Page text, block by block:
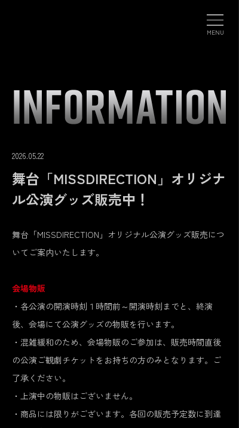
MENU
2026.05.22
舞台「MISSDIRECTION」オリジナ
ル公演グッズ販売中！
舞台「MISSDIRECTION」オリジナル公演グッズ販売につ
いてご案内いたします。
会場物販
・各公演の開演時刻１時間前～開演時刻までと、終演
後、会場にて公演グッズの物販を行います。
・混雑緩和のため、会場物販のご参加は、販売時間直後
の公演ご観劇チケットをお持ちの方のみとなります。ご
了承ください。
・上演中の物販はございません。
・商品には限りがございます。各回の販売予定数に到達